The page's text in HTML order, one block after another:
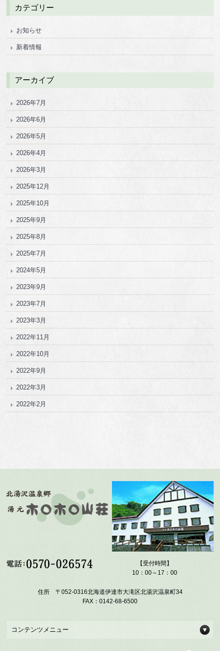
カテゴリー
お知らせ
新着情報
アーカイブ
2026年7月
2026年6月
2026年5月
2026年4月
2026年3月
2025年12月
2025年10月
2025年9月
2025年8月
2025年7月
2024年5月
2023年9月
2023年7月
2023年3月
2022年11月
2022年10月
2022年9月
2022年3月
2022年2月
【受付時間】
10：00～17：00
住所 〒052-0316北海道伊達市大滝区北湯沢温泉町34
FAX：0142-68-6500
コンテンツメニュー